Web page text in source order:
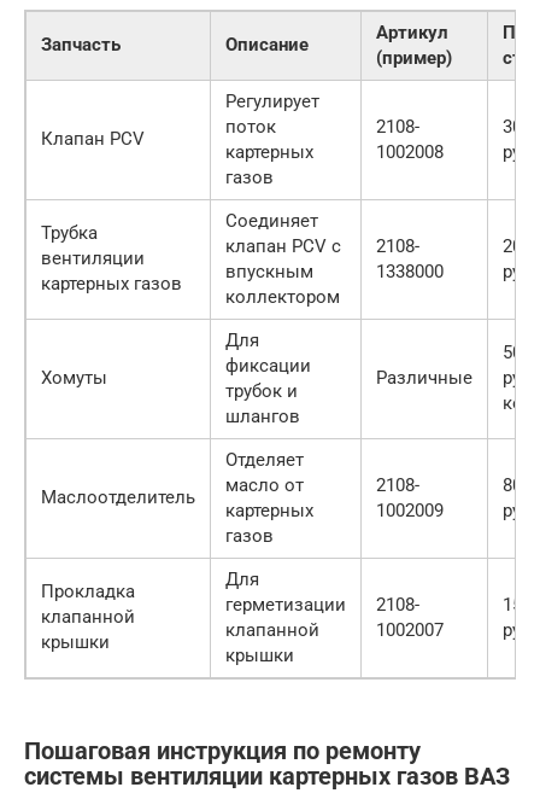
Запчасть Описание
Артикул
(пример)
Клапан PCV
Регулирует
поток
картерных
газов
2108-
1002008
300
руб.
Трубка
вентиляции
картерных газов
Соединяет
клапан PCV с
впускным
коллектором
2108-
1338000
200
руб.
Хомуты
Для
фиксации
трубок и
шлангов
Различные
50
Маслоотделитель
Отделяет
масло от
картерных
газов
2108-
1002009
800
руб.
Прокладка
клапанной
крышки
Для
герметизации
клапанной
крышки
2108-
1002007
150
руб.
Пошаговая инструкция по ремонту
системы вентиляции картерных газов ВАЗ